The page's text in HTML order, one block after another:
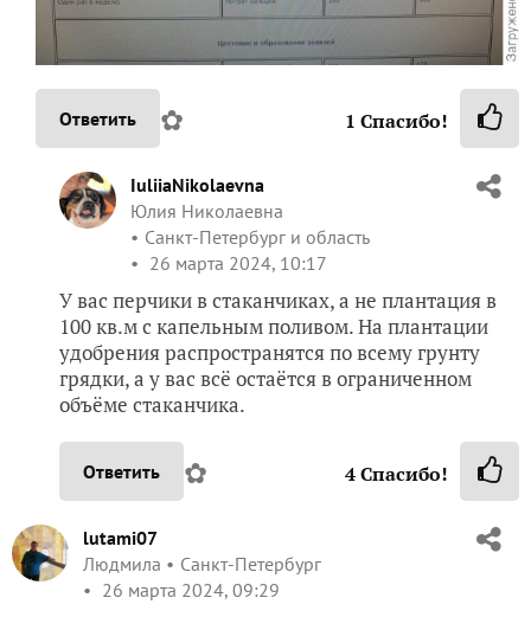
Ответить ✿ 1 Спасибо!
IuliiaNikolaevna
Юлия Николаевна
Санкт-Петербург и область
26 марта 2024, 10:17
У вас перчики в стаканчиках, а не плантация в
100 кв.м с капельным поливом. На плантации
удобрения распространятся по всему грунту
грядки, а у вас всё остаётся в ограниченном
объёме стаканчика.
Ответить ✿ 4Спасибо!
lutami07
Людмила
Санкт-Петербург
26 марта 2024, 09:29